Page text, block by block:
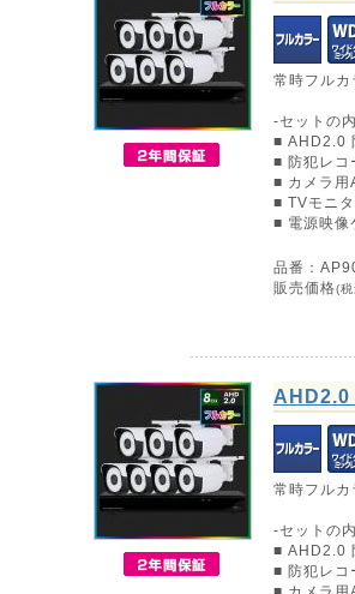
常時フル
-セットの
■ AHD2.0
■ 防犯レ
■ カメラ
■ TVモニ
■ 電源映
品番：
販売価格(
AHD2.0
常時フル
-セットの
■ AHD2.0
■ 防犯レ